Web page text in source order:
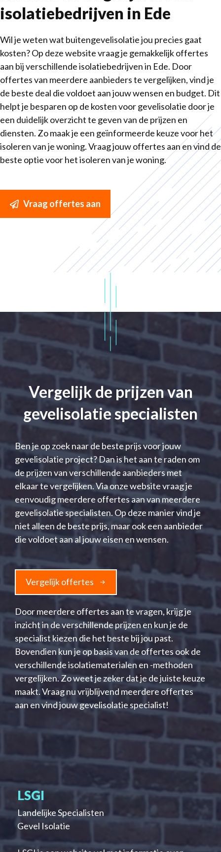
isolatiebedrijven in Ede
Wil je weten wat buitengevelisolatie jou precies gaat
kosten? Op deze website vraag je gemakkelijk offertes
aan bij verschillende isolatiebedrijven in Ede. Door
offertes van meerdere aanbieders te vergelijken, vind je
de beste deal die voldoet aan jouw wensen en budget. Dit
helpt je besparen op de kosten voor gevelisolatie door je
een duidelijk overzicht te geven van de prijzen en
diensten. Zo maak je een geïnformeerde keuze voor het
isoleren van je woning. Vraag jouw offertes aan en vind de
beste optie voor het isoleren van je woning.
Vraag offertes aan
Vergelijk de prijzen van
gevelisolatie specialisten
Ben je op zoek naar de beste prijs voor jouw
gevelisolatie project? Dan is het aan te raden om
de prijzen van verschillende aanbieders met
elkaar te vergelijken. Via onze website vraag je
eenvoudig meerdere offertes aan van meerdere
gevelisolatie specialisten. Op deze manier vind je
niet alleen de beste prijs, maar ook een aanbieder
die voldoet aan al jouw eisen en wensen.
Vergelijk offertes
Door meerdere offertes aan te vragen, krijg je
inzicht in de verschillende prijzen en kun je de
specialist kiezen die het beste bij jou past.
Bovendien kun je op basis van de offertes ook de
verschillende isolatiematerialen en -methoden
vergelijken. Zo weet je zeker dat je de juiste keuze
maakt. Vraag nu vrijblijvend meerdere offertes
aan en vind jouw gevelisolatie specialist!
LSGI
Landelijke Specialisten
Gevel Isolatie